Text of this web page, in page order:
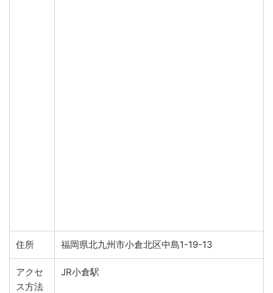
住所 福岡県北九州市小倉北区中島1-19-13
アクセ
ス方法
JR小倉駅